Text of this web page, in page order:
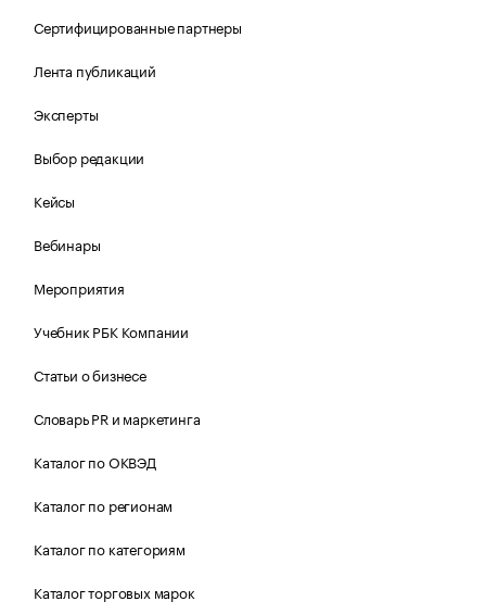
Сертифицированные партнеры
Лента публикаций
Эксперты
Выбор редакции
Кейсы
Вебинары
Мероприятия
Учебник РБК Компании
Статьи о бизнесе
Словарь PR и маркетинга
Каталог по ОКВЭД
Каталог по регионам
Каталог по категориям
Каталог торговых марок